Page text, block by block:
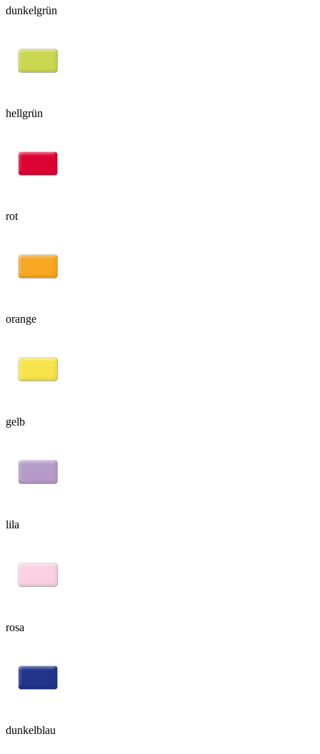
dunkelgrün
hellgrün
rot
orange
gelb
lila
rosa
dunkelblau